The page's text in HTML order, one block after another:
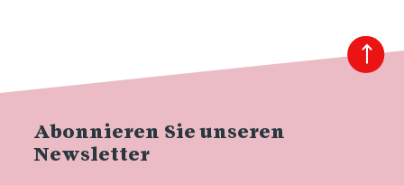
Abonnieren Sie unseren
Newsletter